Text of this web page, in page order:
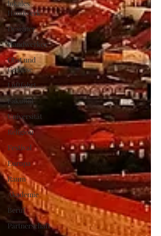
lokales
Handwerk
Designer
Handwerker
Obst und
Gemüse
Luftfahrt
Fakultät
Universität
Religion
Festival
Europa
Raum
Akademie
Beruf
Partnerschaft